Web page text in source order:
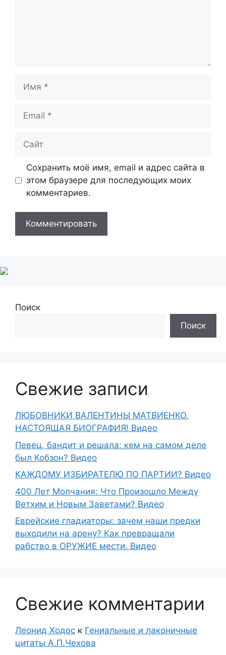
Сохранить моё имя, email и адрес сайта в
этом браузере для последующих моих
комментариев.
Поиск
Поиск
Свежие записи
ЛЮБОВНИКИ ВАЛЕНТИНЫ МАТВИЕНКО.
НАСТОЯЩАЯ БИОГРАФИЯ! Видео
Певец, бандит и решала: кем на самом деле
был Кобзон? Видео
КАЖДОМУ ИЗБИРАТЕЛЮ ПО ПАРТИИ? Видео
400 Лет Молчания: Что Произошло Между
Ветхим и Новым Заветами? Видео
Еврейские гладиаторы: зачем наши предки
выходили на арену? Как превращали
рабство в ОРУЖИЕ мести. Видео
Свежие комментарии
Леонид Ходос к Гениальные и лаконичные
цитаты А.П.Чехова